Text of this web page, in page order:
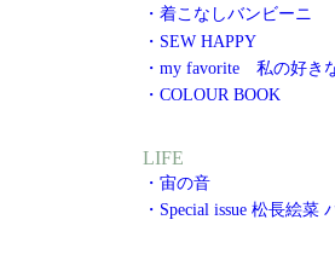
・着こなしバンビーニ
・SEW HAPPY
・my favorite 私の好き
・COLOUR BOOK
LIFE
・宙の音
・Special issue 松長絵菜